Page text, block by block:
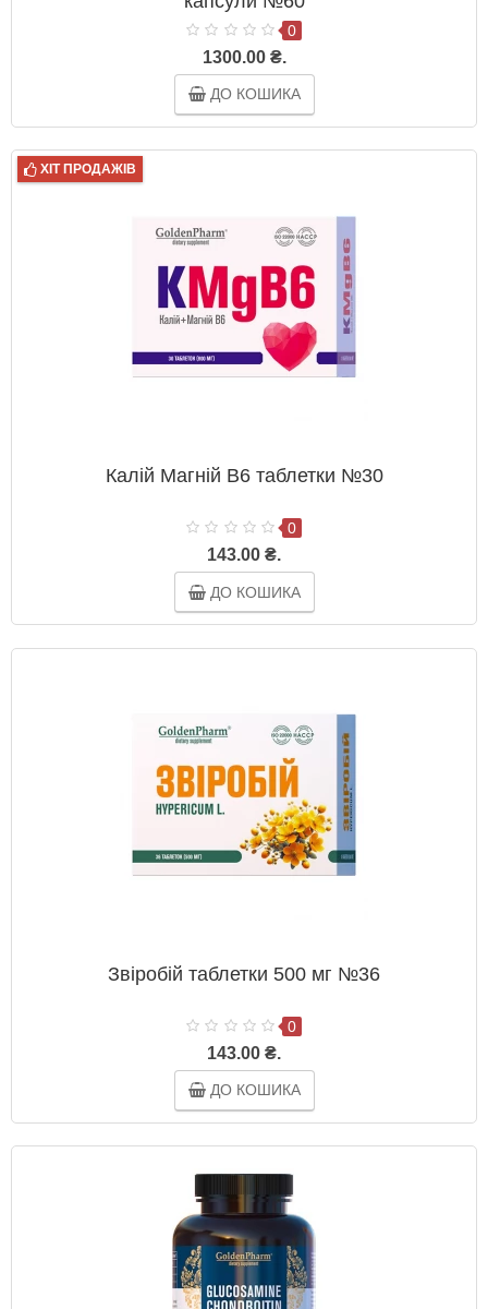
0
1300.00 ₴.
ДО КОШИКА
ХІТ ПРОДАЖІВ
Калій Магній В6 таблетки №30
0
143.00 ₴.
ДО КОШИКА
Звіробій таблетки 500 мг №36
0
143.00 ₴.
ДО КОШИКА